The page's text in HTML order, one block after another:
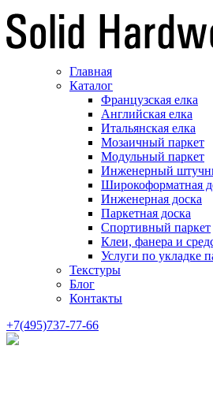
Главная
Каталог
Французская елка
Английская елка
Итальянская елка
Мозаичный паркет
Модульный паркет
Инженерный
Широкоформатная
Инженерная доска
Паркетная доска
Спортивный паркет
Клеи, фанера и
Услуги по укладке
Текстуры
Блог
Контакты
+7(495)737-77-66